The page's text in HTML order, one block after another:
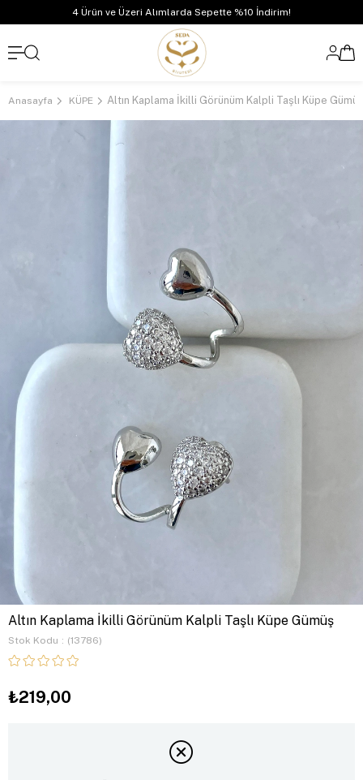
4 Ürün ve Üzeri Alımlarda Sepette %10 İndirim!
Anasayfa KÜPE Altın Kaplama İkilli Görünüm Kalpli Taşlı Küpe Gümüş
Altın Kaplama İkilli Görünüm Kalpli Taşlı Küpe Gümüş
Stok Kodu (13786)
₺219,00